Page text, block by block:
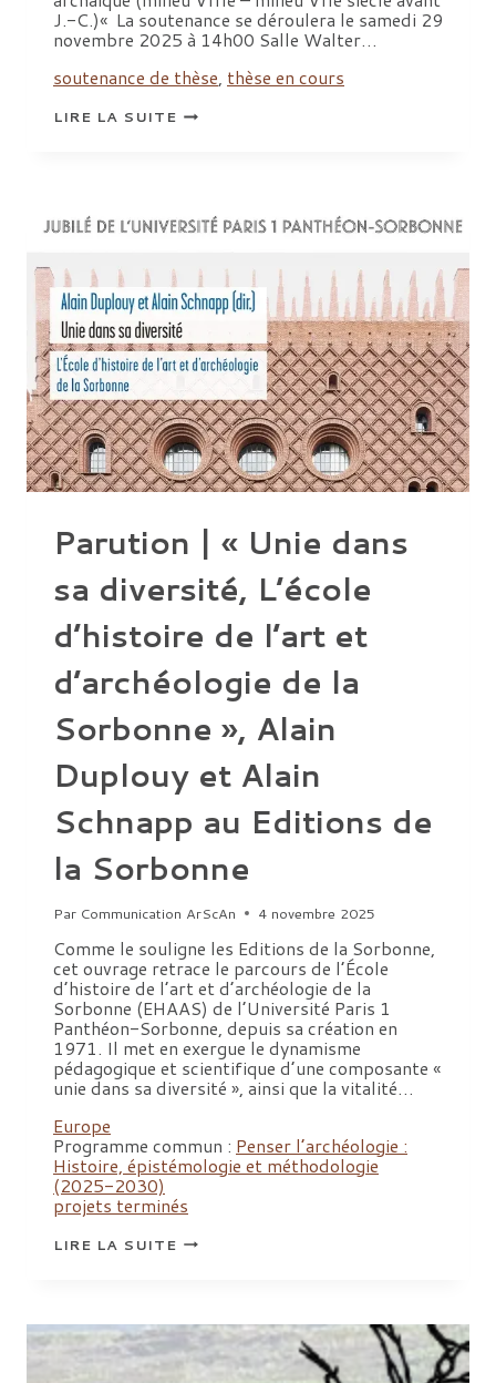
J.-C.)« La soutenance se déroulera le samedi 29
novembre 2025 à 14h00 Salle Walter…
soutenance de thèse, thèse en cours
LIRE LA SUITESOUTENANCE
DE
1
PANTHÉON-
Parution | « Unie dans
sa diversité, L’école
d’histoire de l’art et
d’archéologie de la
Sorbonne », Alain
Duplouy et Alain
Schnapp au Editions de
la Sorbonne
Par Communication ArScAn 4 novembre 2025
Comme le souligne les Editions de la Sorbonne,
cet ouvrage retrace le parcours de l’École
d’histoire de l’art et d’archéologie de la
Sorbonne (EHAAS) de l’Université Paris 1
Panthéon-Sorbonne, depuis sa création en
1971. Il met en exergue le dynamisme
pédagogique et scientifique d’une composante «
unie dans sa diversité », ainsi que la vitalité…
Europe
Programme commun : Penser l’archéologie :
Histoire, épistémologie et méthodologie
(2025-2030)
projets terminés
LIRE LA SUITEPARUTION
|
L’ÉCOLE
D’HISTOIRE
DE